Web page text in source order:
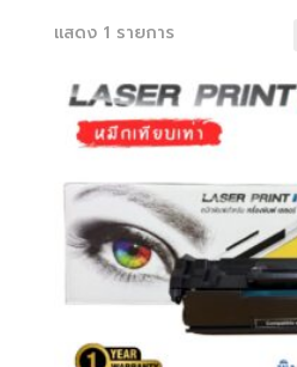
แสดง 1 รายการ